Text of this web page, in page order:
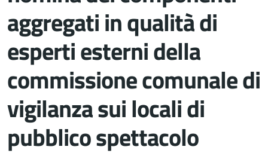
aggregati in qualità di
esperti esterni della
commissione comunale di
vigilanza sui locali di
pubblico spettacolo